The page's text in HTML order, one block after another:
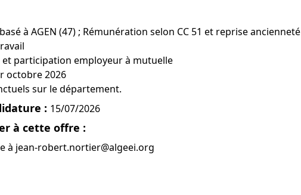
à AGEN (47) ; Rémunération selon CC 51 et reprise ancienneté
et participation employeur à mutuelle
octobre 2026
sur le département.
: 15/07/2026
à cette offre :
à jean-robert.nortier@algeei.org